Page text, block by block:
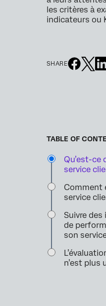
les critères à
indicateurs ou
SHARE
TABLE OF
Qu’est-ce
service
Comment
service
Suivre
de
son
n’est plus